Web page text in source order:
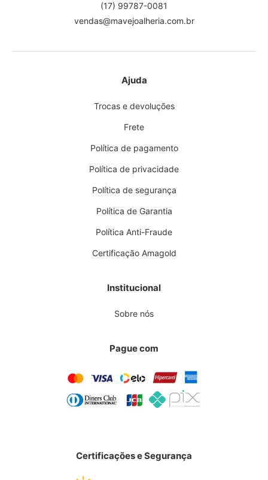
(17) 99787-0081
vendas@mavejoalheria.com.br
Ajuda
Trocas e devoluções
Frete
Política de pagamento
Política de privacidade
Política de segurança
Política de Garantia
Política Anti-Fraude
Certificação Amagold
Institucional
Sobre nós
Pague com
Certificações e Segurança